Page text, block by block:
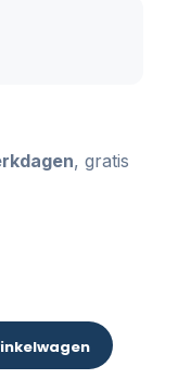
, gratis